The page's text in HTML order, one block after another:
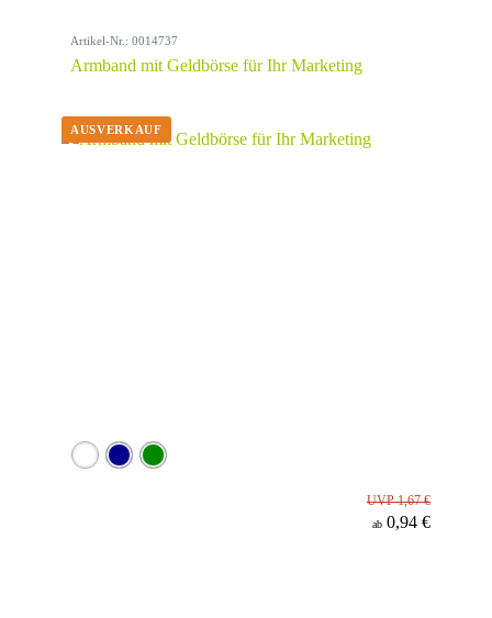
Farbe
Material
Artikel-Nr.: 0014737
Armband mit Geldbörse für Ihr Marketing
UVP 1,67 €
ab 0,94 €